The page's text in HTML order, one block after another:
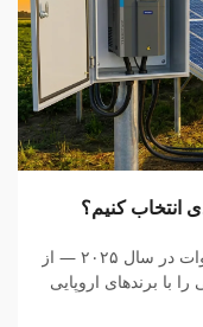
قیمت‌های واقعی VFD بر اساس توان کیلووات در سال ۲۰۲۵ — از
چینی را با برندهای اروپایی